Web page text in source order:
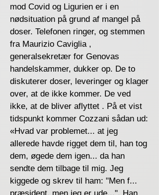
mod Covid og Ligurien er i en
nødsituation på grund af mangel på
doser. Telefonen ringer, og stemmen
fra Maurizio Caviglia ,
generalsekretær for Genovas
handelskammer, dukker op. De to
diskuterer doser, leveringer og klager
over, at de ikke kommer. De ved
ikke, at de bliver aflyttet . På et vist
tidspunkt kommer Cozzani sådan ud:
«Hvad var problemet... at jeg
allerede havde rigget dem til, han tog
dem, øgede dem igen... da han
sendte dem tilbage til mig. Jeg
kiggede og skrev til ham: "Men f...